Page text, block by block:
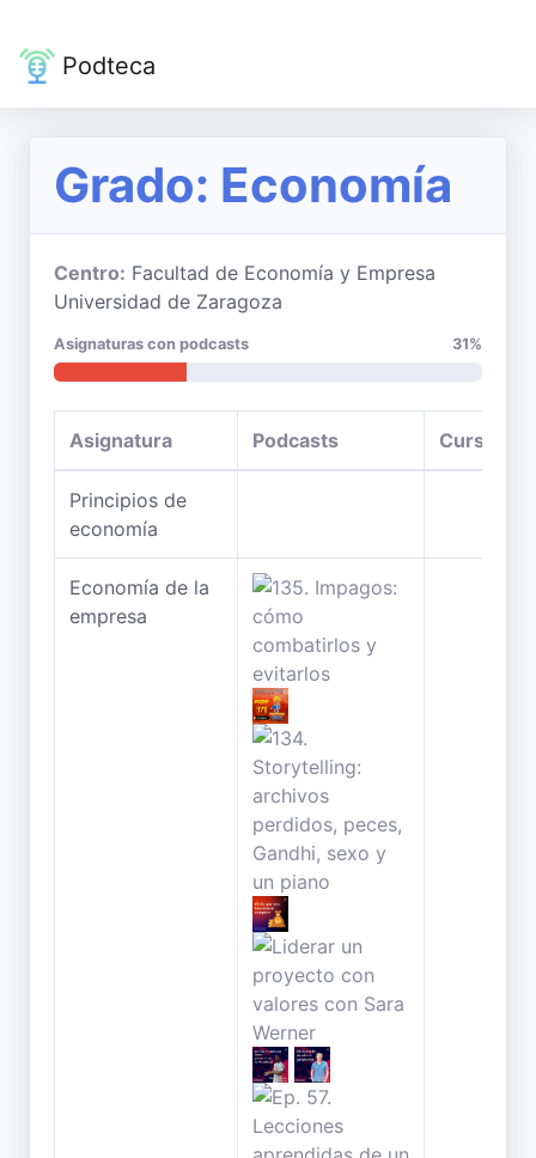
Podteca
Grado: Economía
Centro: Facultad de Economía y Empresa
Universidad de Zaragoza
Asignaturas con podcasts 31%
Asignatura Podcasts Curso
Principios de
economía
Economía de la
empresa